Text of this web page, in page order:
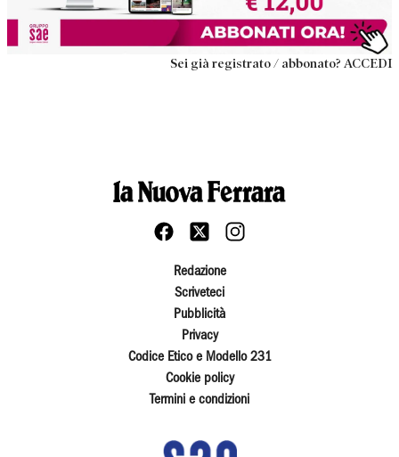
Sei già registrato / abbonato? ACCEDI
Redazione
Scriveteci
Pubblicità
Privacy
Codice Etico e Modello 231
Cookie policy
Termini e condizioni